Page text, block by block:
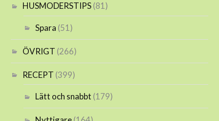
HUSMODERSTIPS(81)
Spara (51)
ÖVRIGT (266)
RECEPT (399)
Lätt och snabbt (179)